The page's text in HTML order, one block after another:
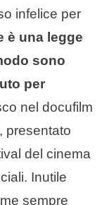
infelice per
è una legge
sono
per
nel docufilm
presentato
del cinema
Inutile
sempre